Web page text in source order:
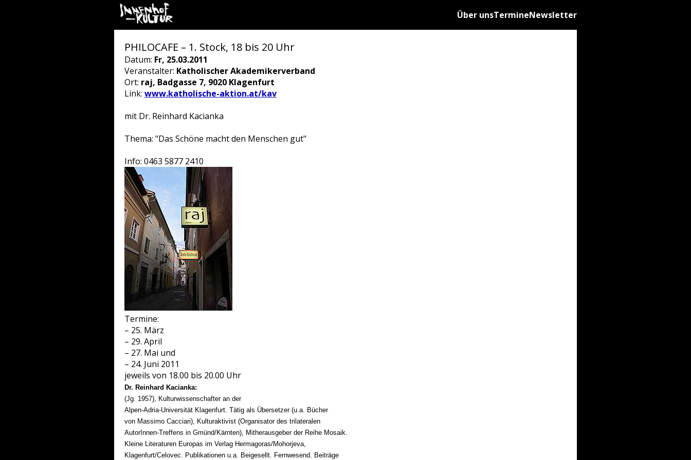
Über unsTermineNewsletter
PHILOCAFE – 1. Stock, 18 bis 20 Uhr
Datum: Fr, 25.03.2011
Veranstalter: Katholischer Akademikerverband
Ort: raj, Badgasse 7, 9020 Klagenfurt
Link: www.katholische-aktion.at/kav
mit Dr. Reinhard Kacianka
Thema: "Das Schöne macht den Menschen gut"
Info: 0463 5877 2410
Termine:
– 25. März
– 29. April
– 27. Mai und
– 24. Juni 2011
jeweils von 18.00 bis 20.00 Uhr
Dr. Reinhard Kacianka:
(Jg. 1957), Kulturwissenschafter an der
Alpen-Adria-Universität Klagenfurt. Tätig als Übersetzer (u.a. Bücher
von Massimo Cacciari), Kulturaktivist (Organisator des trilateralen
AutorInnen-Treffens in Gmünd/Kärnten), Mitherausgeber der Reihe Mosaik.
Kleine Literaturen Europas im Verlag Hermagoras/Mohorjeva,
Klagenfurt/Celovec. Publikationen u.a. Beigesellt. Fernwesend. Beiträge